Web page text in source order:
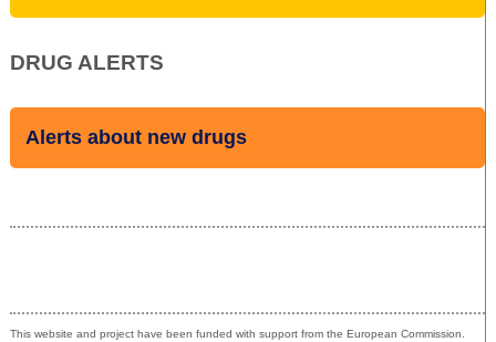
DRUG ALERTS
Alerts about new drugs
Co-funded by the European Union
This website and project have been funded with support from the European Commission.